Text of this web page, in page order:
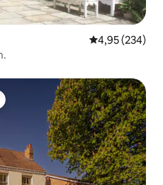
Évaluation
4,95 (234)
plus appréciés